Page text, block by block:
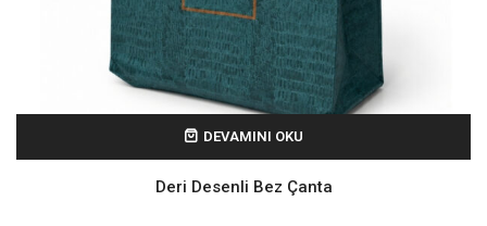
DEVAMINI OKU
Deri Desenli Bez Çanta